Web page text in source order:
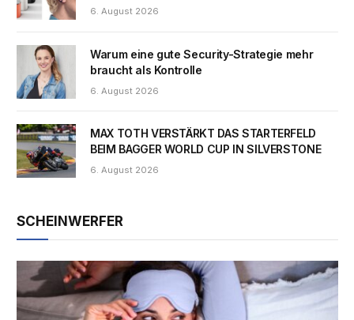
6. August 2026
Warum eine gute Security-Strategie mehr
braucht als Kontrolle
6. August 2026
MAX TOTH VERSTÄRKT DAS STARTERFELD
BEIM BAGGER WORLD CUP IN SILVERSTONE
6. August 2026
SCHEINWERFER